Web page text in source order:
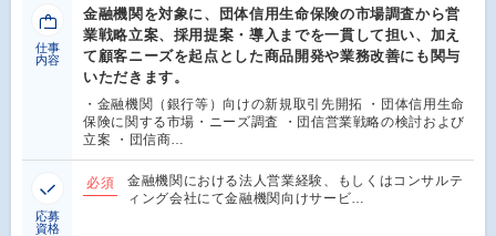
仕事
内容
金融機関を対象に、団体信用生命保険の市場調査から営
業戦略立案、採用提案・導入までを一貫して担い、加え
て顧客ニーズを起点とした商品開発や業務改善にも関与
いただきます。
・金融機関（銀行等）向けの新規取引先開拓 ・団体信用生命
保険に関する市場・ニーズ調査 ・団信営業戦略の検討および
立案 ・団信商…
応募
資格
必須
金融機関における法人営業経験、もしくはコンサルテ
ィング会社にて金融機関向けサービ…